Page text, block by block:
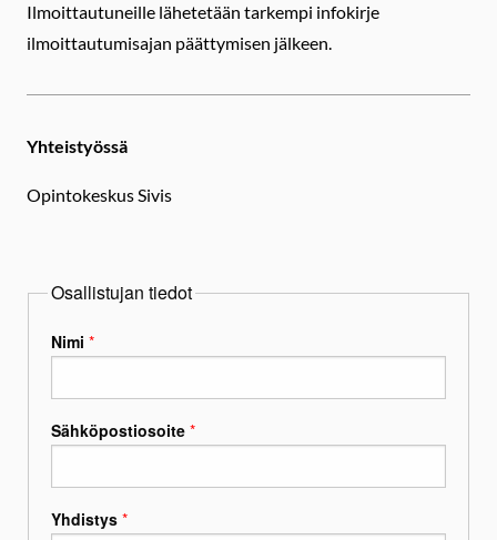
Ilmoittautuneille lähetetään tarkempi infokirje
ilmoittautumisajan päättymisen jälkeen.
Yhteistyössä
Opintokeskus Sivis